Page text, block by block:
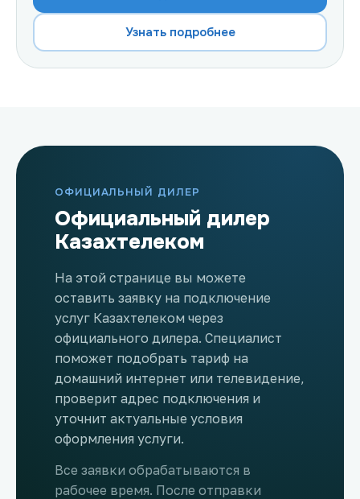
Узнать подробнее
ОФИЦИАЛЬНЫЙ ДИЛЕР
Официальный дилер
Казахтелеком
На этой странице вы можете
оставить заявку на подключение
услуг Казахтелеком через
официального дилера. Специалист
поможет подобрать тариф на
домашний интернет или телевидение,
проверит адрес подключения и
уточнит актуальные условия
оформления услуги.
Все заявки обрабатываются в
рабочее время. После отправки